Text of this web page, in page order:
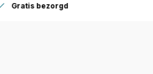
Gratis bezorgd